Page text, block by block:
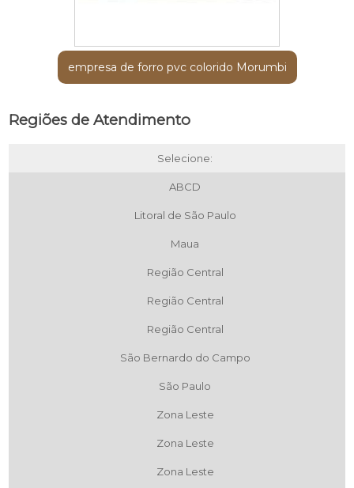
empresa de forro pvc colorido Morumbi
Regiões de Atendimento
Selecione:
ABCD
Litoral de São Paulo
Maua
Região Central
Região Central
Região Central
São Bernardo do Campo
São Paulo
Zona Leste
Zona Leste
Zona Leste